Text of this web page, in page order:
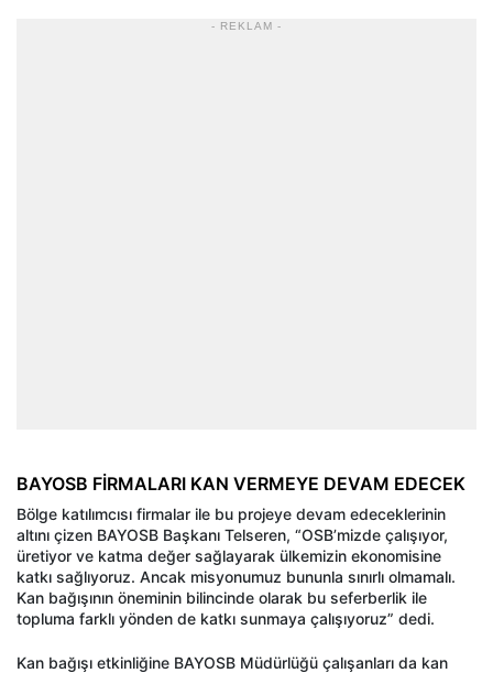
- REKLAM -
BAYOSB FİRMALARI KAN VERMEYE DEVAM EDECEK
Bölge katılımcısı firmalar ile bu projeye devam edeceklerinin
altını çizen BAYOSB Başkanı Telseren, “OSB’mizde çalışıyor,
üretiyor ve katma değer sağlayarak ülkemizin ekonomisine
katkı sağlıyoruz. Ancak misyonumuz bununla sınırlı olmamalı.
Kan bağışının öneminin bilincinde olarak bu seferberlik ile
topluma farklı yönden de katkı sunmaya çalışıyoruz” dedi.
Kan bağışı etkinliğine BAYOSB Müdürlüğü çalışanları da kan